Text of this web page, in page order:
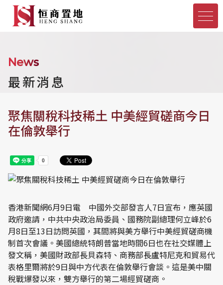
News
最新消息
聚焦關稅科技稀土 中美經貿磋商今日
在倫敦舉行
香港新聞網6月9日電 中國外交部發言人7日宣布，應英國
政府邀請，中共中央政治局委員、國務院副總理何立峰於6
月8日至13日訪問英國，其間將與美方舉行中美經貿磋商機
制首次會議。美國總統特朗普當地時間6日也在社交媒體上
發文稱，美國財政部長貝森特、商務部長盧特尼克和貿易代
表格里爾將於9日與中方代表在倫敦舉行會談。這是美中關
稅戰爆發以來，雙方舉行的第二場經貿磋商。